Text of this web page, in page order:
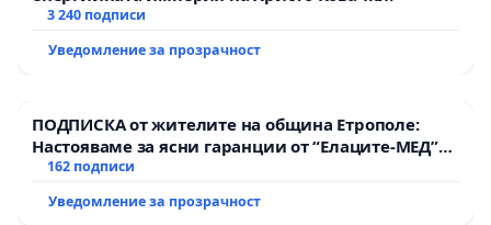
3 240 подписи
Уведомление за прозрачност
ПОДПИСКА от жителите на община Етрополе:
Настояваме за ясни гаранции от “Елаците-МЕД”
АД и от държавата, че ще се изпълнят всички
162 подписи
Уведомление за прозрачност